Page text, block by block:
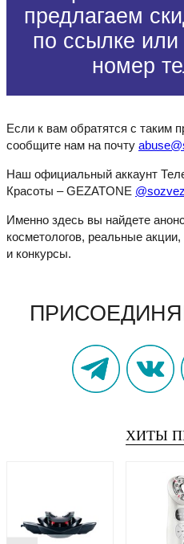
предлагаем
по ссылке
номер
Если к вам обратятся с таким
сообщите нам на почту
Наш официальный аккаунт
Красоты – GEZATONE
Именно здесь вы найдете
косметологов, реальные
и конкурсы.
ХИТЫ